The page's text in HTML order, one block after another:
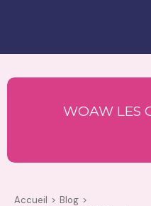
WOAW LES
Accueil > Blog >